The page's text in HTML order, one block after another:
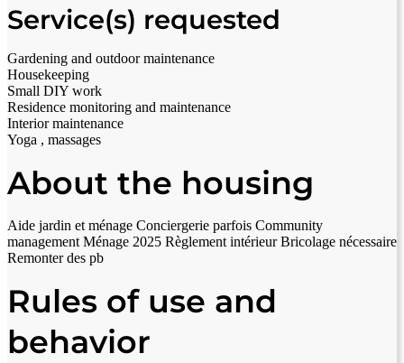
Service(s) requested
Gardening and outdoor maintenance
Housekeeping
Small DIY work
Residence monitoring and maintenance
Interior maintenance
Yoga , massages
About the housing
Aide jardin et ménage Conciergerie parfois Community
management Ménage 2025 Règlement intérieur Bricolage nécessaire
Remonter des pb
Rules of use and
behavior